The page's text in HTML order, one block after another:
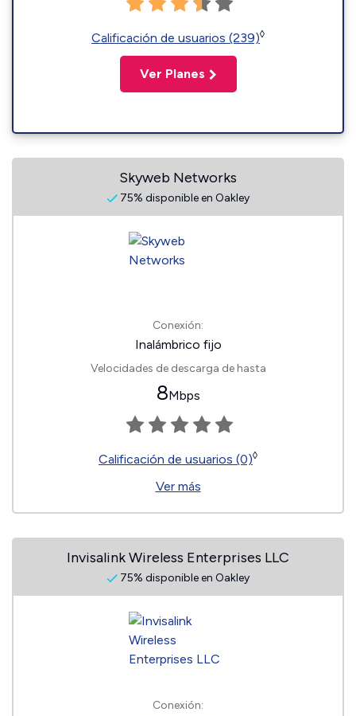
Calificación de usuarios (239)◊
Ver Planes
Skyweb Networks
75% disponible en Oakley
Conexión:
Inalámbrico fijo
Velocidades de descarga de hasta
8Mbps
Calificación de usuarios (0)◊
Ver más
Invisalink Wireless Enterprises LLC
75% disponible en Oakley
Conexión: